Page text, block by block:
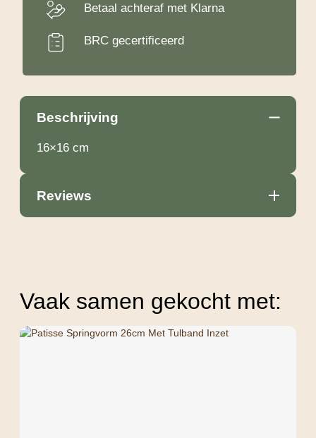
Betaal achteraf met Klarna
BRC gecertificeerd
Beschrijving
16×16 cm
Reviews
Vaak samen gekocht met: